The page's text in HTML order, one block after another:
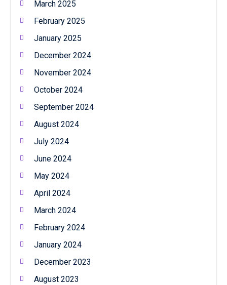
March 2025
February 2025
January 2025
December 2024
November 2024
October 2024
September 2024
August 2024
July 2024
June 2024
May 2024
April 2024
March 2024
February 2024
January 2024
December 2023
August 2023